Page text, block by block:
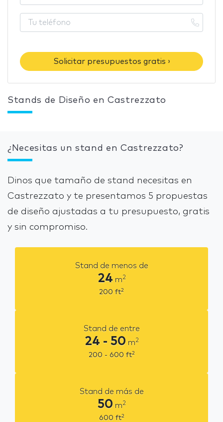
Solicitar presupuestos gratis ›
Stands de Diseño en Castrezzato
¿Necesitas un stand en Castrezzato?
Dinos que tamaño de stand necesitas en
Castrezzato y te presentamos 5 propuestas
de diseño ajustadas a tu presupuesto, gratis
y sin compromiso.
Stand de menos de
24 m2
200 ft2
Stand de entre
24 - 50 m2
200 - 600 ft2
Stand de más de
50 m2
600 ft2